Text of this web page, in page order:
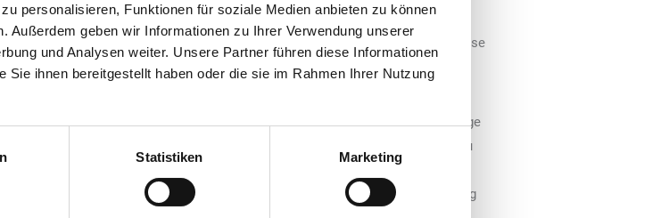
personalisieren, Funktionen für soziale Medien anbieten zu können
Außerdem geben wir Informationen zu Ihrer Verwendung unserer
und Analysen weiter. Unsere Partner führen diese Informationen
ihnen bereitgestellt haben oder die sie im Rahmen Ihrer Nutzung
Statistiken Marketing
HyperNetz“. Dort gelten weiterhin die variablen Preise. Auch Ad-hoc-Preise
die befristete Maßnahme mit der Reise- und Ferienzeit sowie dem Ziel, E-
auf eine vorausschauende Preisgestaltung, um kurzfristige Preissprünge
derzeit nicht geplant. Zugleich verweist das Unternehmen auf den Ausbau
etwa alle 50 Kilometer ein Schnellladepunkt von „EnBW“.
benötigten Schnellladepunkte bereitstellen. Dieses Ziel werde regelmäßig